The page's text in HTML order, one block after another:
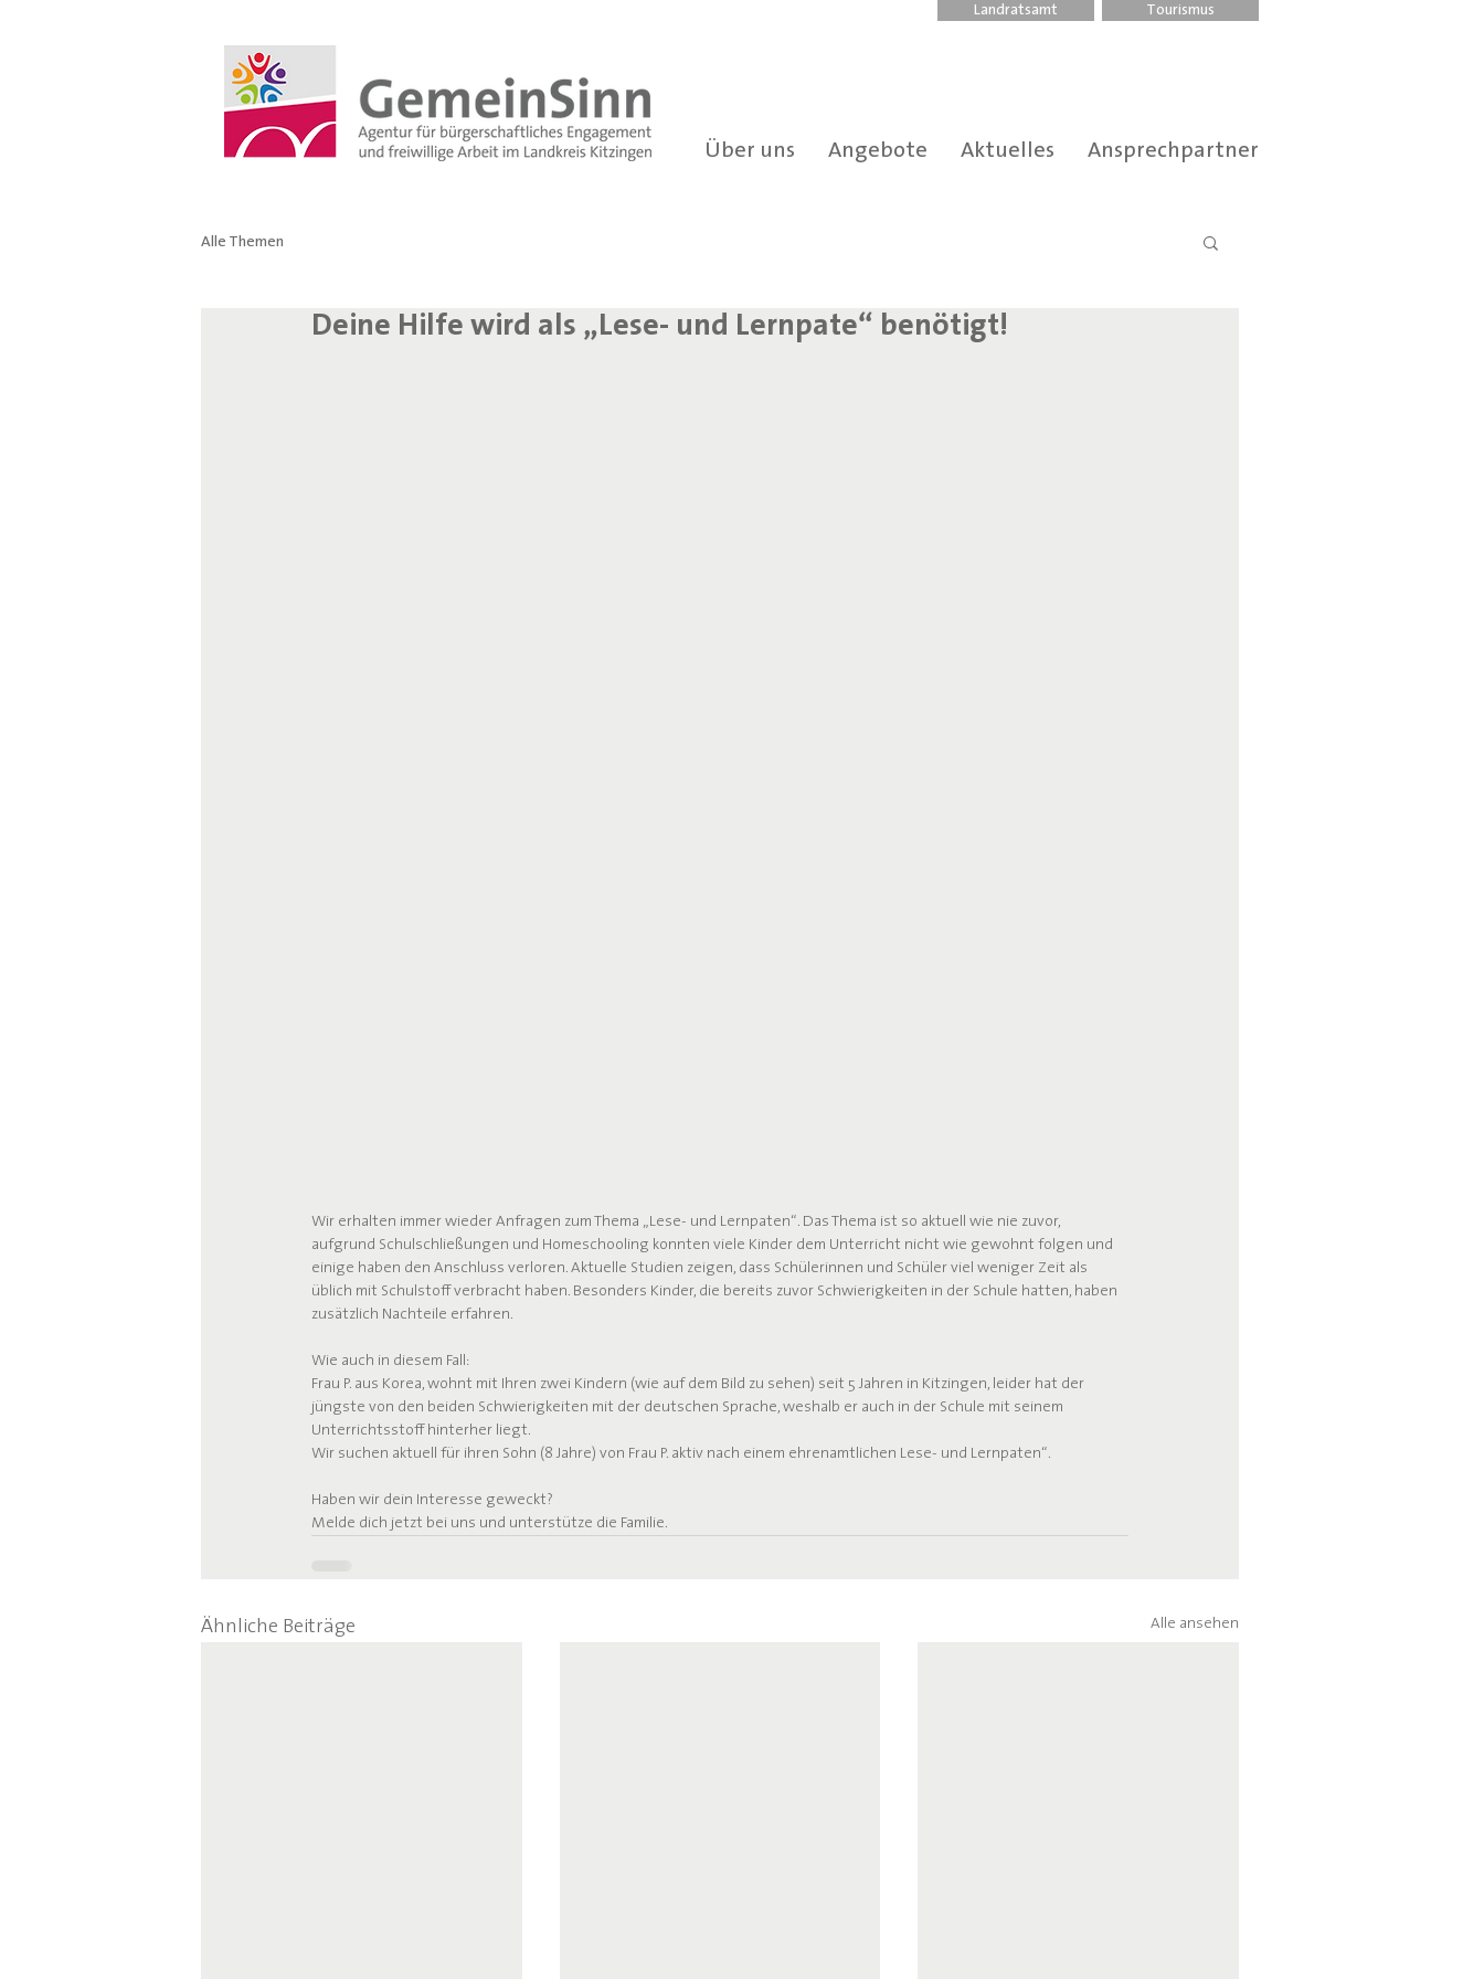
Landratsamt Tourismus
Über uns Angebote Aktuelles Ansprechpartner
Alle Themen
Deine Hilfe wird als „Lese- und Lernpate“ benötigt!
Wir erhalten immer wieder Anfragen zum Thema „Lese- und Lernpaten“. Das Thema ist so aktuell wie nie zuvor,
aufgrund Schulschließungen und Homeschooling konnten viele Kinder dem Unterricht nicht wie gewohnt folgen und
einige haben den Anschluss verloren. Aktuelle Studien zeigen, dass Schülerinnen und Schüler viel weniger Zeit als
üblich mit Schulstoff verbracht haben. Besonders Kinder, die bereits zuvor Schwierigkeiten in der Schule hatten, haben
zusätzlich Nachteile erfahren.
Wie auch in diesem Fall:
Frau P. aus Korea, wohnt mit Ihren zwei Kindern (wie auf dem Bild zu sehen) seit 5 Jahren in Kitzingen, leider hat der
jüngste von den beiden Schwierigkeiten mit der deutschen Sprache, weshalb er auch in der Schule mit seinem
Unterrichtsstoff hinterher liegt.
Wir suchen aktuell für ihren Sohn (8 Jahre) von Frau P. aktiv nach einem ehrenamtlichen Lese- und Lernpaten“.
Haben wir dein Interesse geweckt?
Melde dich jetzt bei uns und unterstütze die Familie.
Ähnliche Beiträge Alle ansehen